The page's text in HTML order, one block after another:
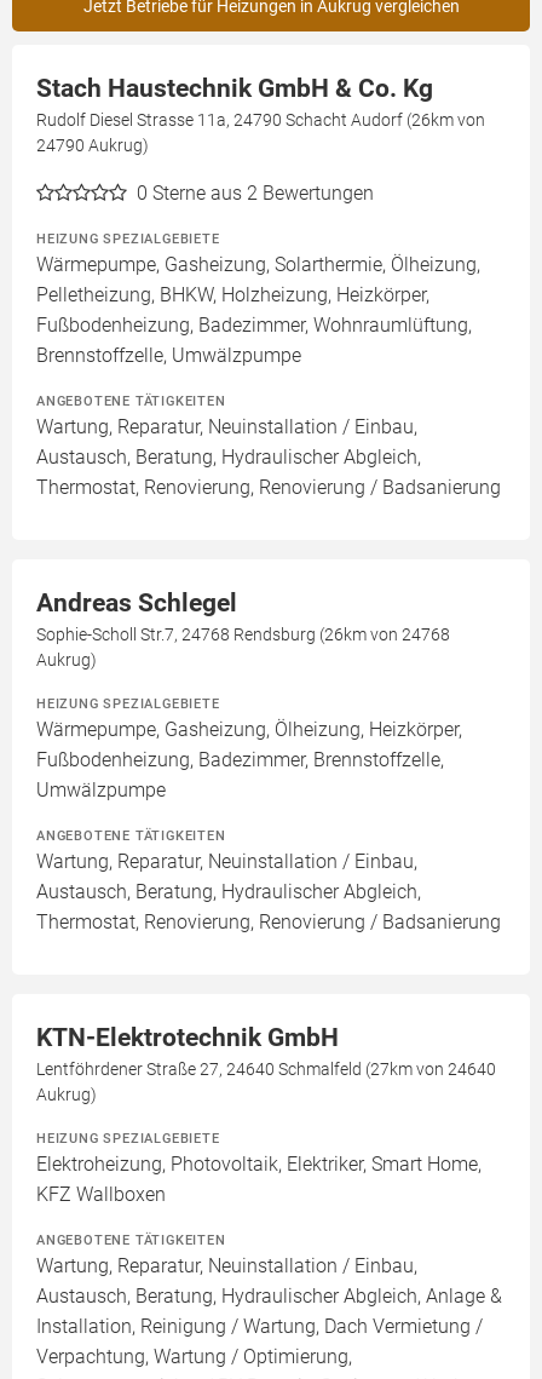
Jetzt Betriebe für Heizungen in Aukrug vergleichen
Stach Haustechnik GmbH & Co. Kg
Rudolf Diesel Strasse 11a, 24790 Schacht Audorf (26km von
24790 Aukrug)
0 Sterne aus 2 Bewertungen
HEIZUNG SPEZIALGEBIETE
Wärmepumpe, Gasheizung, Solarthermie, Ölheizung,
Pelletheizung, BHKW, Holzheizung, Heizkörper,
Fußbodenheizung, Badezimmer, Wohnraumlüftung,
Brennstoffzelle, Umwälzpumpe
ANGEBOTENE TÄTIGKEITEN
Wartung, Reparatur, Neuinstallation / Einbau,
Austausch, Beratung, Hydraulischer Abgleich,
Thermostat, Renovierung, Renovierung / Badsanierung
Andreas Schlegel
Sophie-Scholl Str.7, 24768 Rendsburg (26km von 24768
Aukrug)
HEIZUNG SPEZIALGEBIETE
Wärmepumpe, Gasheizung, Ölheizung, Heizkörper,
Fußbodenheizung, Badezimmer, Brennstoffzelle,
Umwälzpumpe
ANGEBOTENE TÄTIGKEITEN
Wartung, Reparatur, Neuinstallation / Einbau,
Austausch, Beratung, Hydraulischer Abgleich,
Thermostat, Renovierung, Renovierung / Badsanierung
KTN-Elektrotechnik GmbH
Lentföhrdener Straße 27, 24640 Schmalfeld (27km von 24640
Aukrug)
HEIZUNG SPEZIALGEBIETE
Elektroheizung, Photovoltaik, Elektriker, Smart Home,
KFZ Wallboxen
ANGEBOTENE TÄTIGKEITEN
Wartung, Reparatur, Neuinstallation / Einbau,
Austausch, Beratung, Hydraulischer Abgleich, Anlage &
Installation, Reinigung / Wartung, Dach Vermietung /
Verpachtung, Wartung / Optimierung,